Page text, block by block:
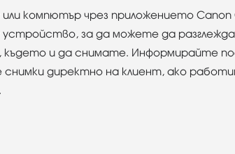
компютър чрез приложението Canon
за да можете да
където и да снимате. Информирайте
директно на клиент, ако